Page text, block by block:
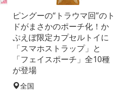
ピングーの“トラウマ回”のト
ドがまさかのポーチ化！か
ぷえぼ限定カプセルトイに
「スマホストラップ」と
「フェイスポーチ」全10種
が登場
全国